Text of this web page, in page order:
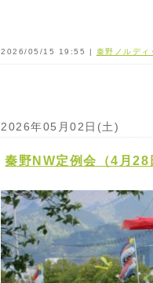
2026/05/15 19:55 | 秦野ノルディ
2026年05月02日(土)
秦野NW定例会（4月28